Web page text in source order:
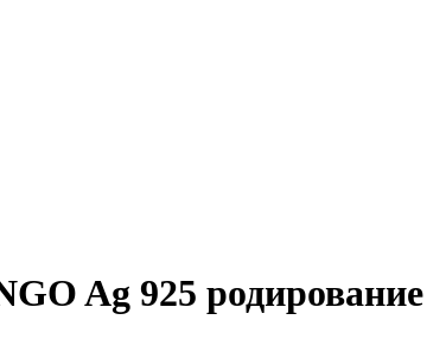
Ag 925 родирование